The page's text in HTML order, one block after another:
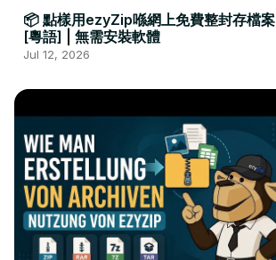
📦 點樣用ezyZip喺網上免費整封存檔案
[粵語] | 無需安裝軟體
Jul 12, 2026